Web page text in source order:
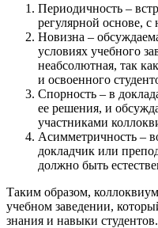
Периодичность –
регулярной основе,
Новизна –
условиях учебного
неабсолютная, так
и освоенного
Спорность – в
ее решения, и
участниками
Асимметричность –
докладчик или
должно быть
Таким образом,
учебном заведении,
знания и навыки студентов.